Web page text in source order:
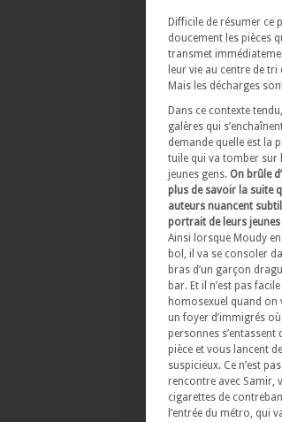
Difficile de résumer
doucement les pièces
transmet
leur vie au centre de
Mais les décharges
Dans ce contexte
galères qui
demande quelle est la
tuile qui va tomber sur
jeunes gens. On brûle
plus de savoir la suite
auteurs nuancent
portrait de leurs
Ainsi lorsque Moudy
bol, il va se consoler
bras d’un garçon
bar. Et il n’est pas facile
homosexuel quand on
un foyer d’immigrés
personnes s’entassent
pièce et vous lancent
suspicieux. Ce n’est
rencontre avec Samir,
cigarettes de
l’entrée du métro, qui